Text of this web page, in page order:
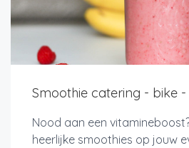
Smoothie catering - bike
Nood aan een
heerlijke smoothies op jouw